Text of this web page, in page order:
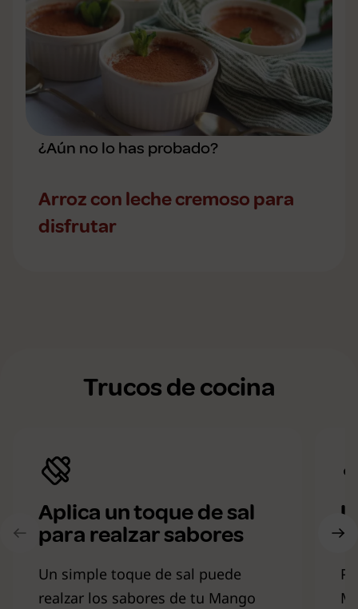
¿Aún no lo has probado?
Arroz con leche cremoso para
disfrutar
Trucos de cocina
Aplica un toque de sal
para realzar sabores
Un simple toque de sal puede
realzar los sabores de tu Mango